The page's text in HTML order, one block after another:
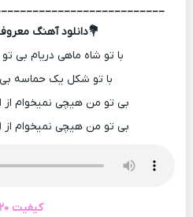
💐دانلود آهنگ
با تو شاه ماهی دریام بی
با تو شکل یک حماسه
بی تو من هیچی نمیخوام از
بی تو من هیچی نمیخوام از
کیفیت ۳۲۰